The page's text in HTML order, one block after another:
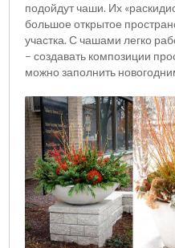
подойдут чаши. Их
большое открытое
участка. С чашами легко
– создавать композиции
можно заполнить